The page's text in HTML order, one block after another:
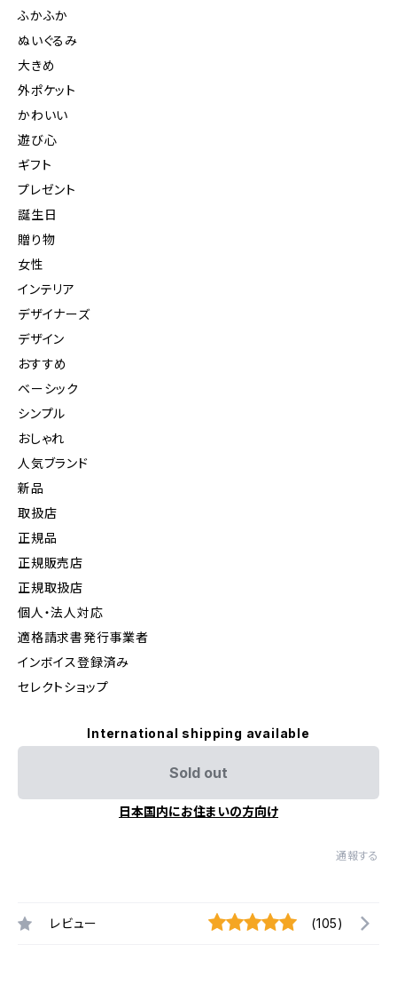
ふかふか
ぬいぐるみ
大きめ
外ポケット
かわいい
遊び心
ギフト
プレゼント
誕生日
贈り物
女性
インテリア
デザイナーズ
デザイン
おすすめ
ベーシック
シンプル
おしゃれ
人気ブランド
新品
取扱店
正規品
正規販売店
正規取扱店
個人・法人対応
適格請求書発行事業者
インボイス登録済み
セレクトショップ
International shipping available
Sold out
日本国内にお住まいの方向け
通報する
レビュー (105)